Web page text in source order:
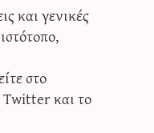
και γενικές
στο
και το